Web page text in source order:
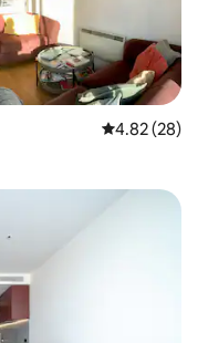
औसत रेटिंग 5 में
4.82 (28)